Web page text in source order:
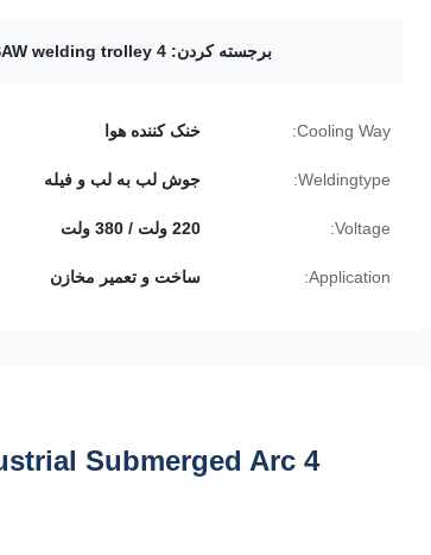
برجسته کردن: 4 wheels SAW welding trolley
Cooling Way: خنک کننده هوا
Weldingtype: جوش لب به لب و فیله
Voltage: 220 ولت / 380 ولت
Application: ساخت و تعمیر مخازن
Submerged Arc